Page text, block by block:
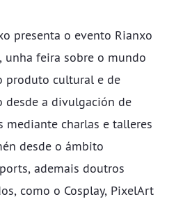
presenta o evento Rianxo
unha feira sobre o mundo
produto cultural e de
desde a divulgación de
mediante charlas e talleres
desde o ámbito
ademais doutros
como o Cosplay, PixelArt